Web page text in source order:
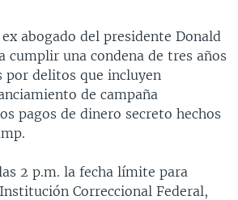
AL DÍAabogado del presidente Donald
cumplir una condena de tres años
por delitos que incluyen
de campaña
pagos de dinero secreto hechos
2 p.m. la fecha límite para
Correccional Federal,